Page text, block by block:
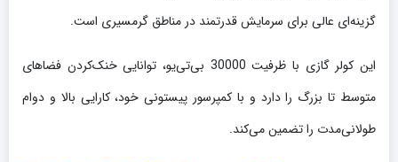
گزینه‌ای عالی برای سرمایش قدرتمند در مناطق گرمسیری است.
این کولر گازی با ظرفیت 30000 بی‌تی‌یو، توانایی خنک‌کردن فضاهای
متوسط تا بزرگ را دارد و با کمپرسور پیستونی خود، کارایی بالا و دوام
طولانی‌مدت را تضمین می‌کند.